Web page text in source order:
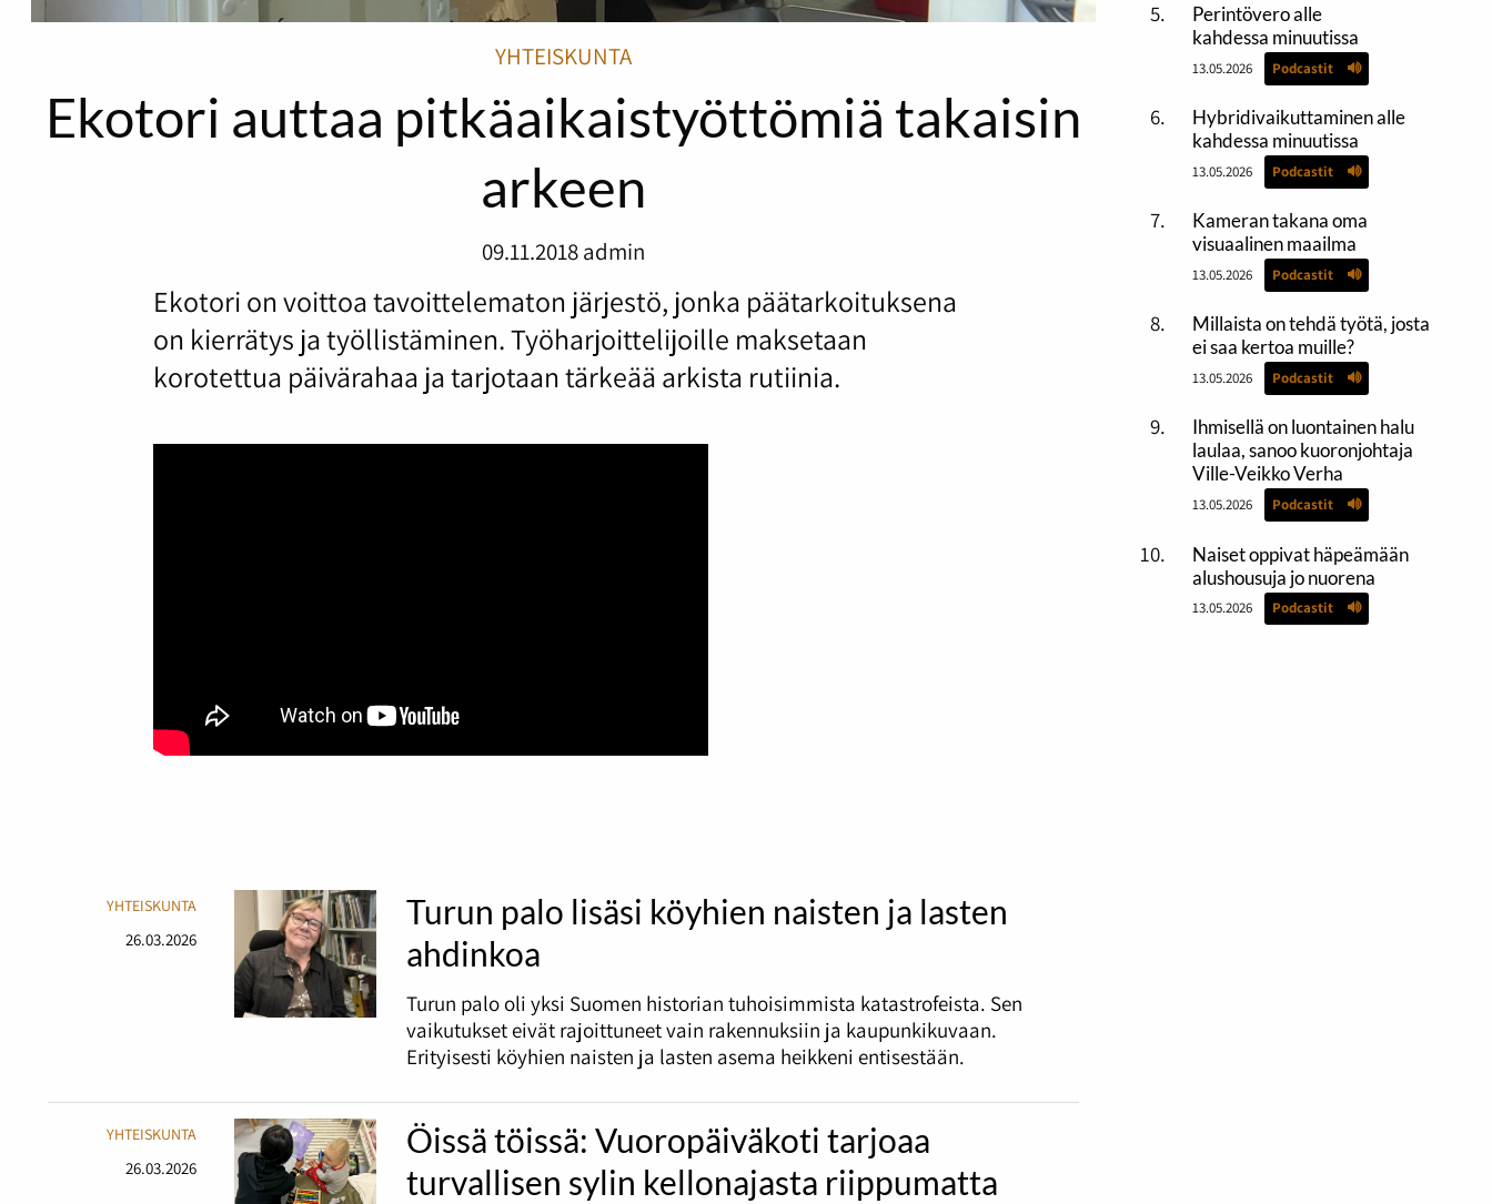
YHTEISKUNTA
Ekotori auttaa pitkäaikaistyöttömiä takaisin
arkeen
09.11.2018admin
Ekotori on voittoa tavoittelematon järjestö, jonka päätarkoituksena
on kierrätys ja työllistäminen. Työharjoittelijoille maksetaan
korotettua päivärahaa ja tarjotaan tärkeää arkista rutiinia.
YHTEISKUNTA
26.03.2026
Turun palo lisäsi köyhien naisten ja lasten
ahdinkoa
Turun palo oli yksi Suomen historian tuhoisimmista katastrofeista. Sen
vaikutukset eivät rajoittuneet vain rakennuksiin ja kaupunkikuvaan.
Erityisesti köyhien naisten ja lasten asema heikkeni entisestään.
YHTEISKUNTA
26.03.2026
Öissä töissä: Vuoropäiväkoti tarjoaa
turvallisen sylin kellonajasta riippumatta
Perintövero alle
kahdessa minuutissa
13.05.2026 Podcastit
Hybridivaikuttaminen alle
kahdessa minuutissa
13.05.2026 Podcastit
Kameran takana oma
visuaalinen maailma
13.05.2026 Podcastit
Millaista on tehdä työtä, josta
ei saa kertoa muille?
13.05.2026 Podcastit
Ihmisellä on luontainen halu
laulaa, sanoo kuoronjohtaja
Ville-Veikko Verha
13.05.2026 Podcastit
Naiset oppivat häpeämään
alushousuja jo nuorena
13.05.2026 Podcastit